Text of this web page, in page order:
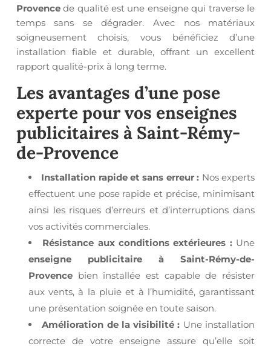
Provencede qualité est une enseigne qui traverse le
temps sans se dégrader. Avec nos matériaux
soigneusement choisis, vous bénéficiez d’une
installation fiable et durable, offrant un excellent
rapport qualité-prix à long terme.
Les avantages d’une pose
experte pour vos enseignes
publicitaires à Saint-Rémy-
de-Provence
Installation rapide et sans erreur : Nos experts
effectuent une pose rapide et précise, minimisant
ainsi les risques d’erreurs et d’interruptions dans
vos activités commerciales.
Résistance aux conditions extérieures :Une
enseigne publicitaire à Saint-Rémy-de-
Provencebien installée est capable de résister
aux vents, à la pluie et à l’humidité, garantissant
une présentation soignée en toute saison.
Amélioration de la visibilité : Une installation
correcte de votre enseigne assure qu’elle soit